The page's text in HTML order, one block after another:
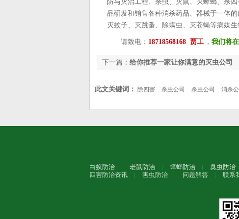
防与灭治工程、杀虫、灭鼠、灭蟑螂、杀
品研发和销售各种消杀药品、器械于一体
灭蚊子、灭跳蚤、除螨虫、灭苍蝇等病媒
请致电： 18718568168 贾工 ， 我们将
下一篇： 给你推荐一家让你满意的灭虫公司
此文关键词： 除四害 杀虫公司 杀虫公司 消杀公
白蚁防治 老鼠防治 蟑螂防治 臭虫防治
四害防治资讯
害虫防治 问题解答 联系